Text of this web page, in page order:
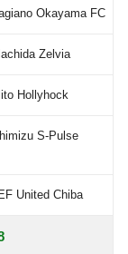
Okayama FC
Zelvia
Hollyhock
S-Pulse
United Chiba